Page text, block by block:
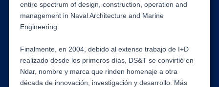
entire spectrum of design, construction, operation and
management in Naval Architecture and Marine
Engineering.
Finalmente, en 2004, debido al extenso trabajo de I+D
realizado desde los primeros días, DS&T se convirtió en
Ndar, nombre y marca que rinden homenaje a otra
década de innovación, investigación y desarrollo. Más